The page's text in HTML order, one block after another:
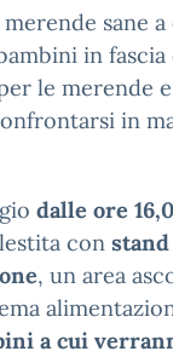
sane a
in
le merende
in
dalle ore
con stand
, un area
a cui